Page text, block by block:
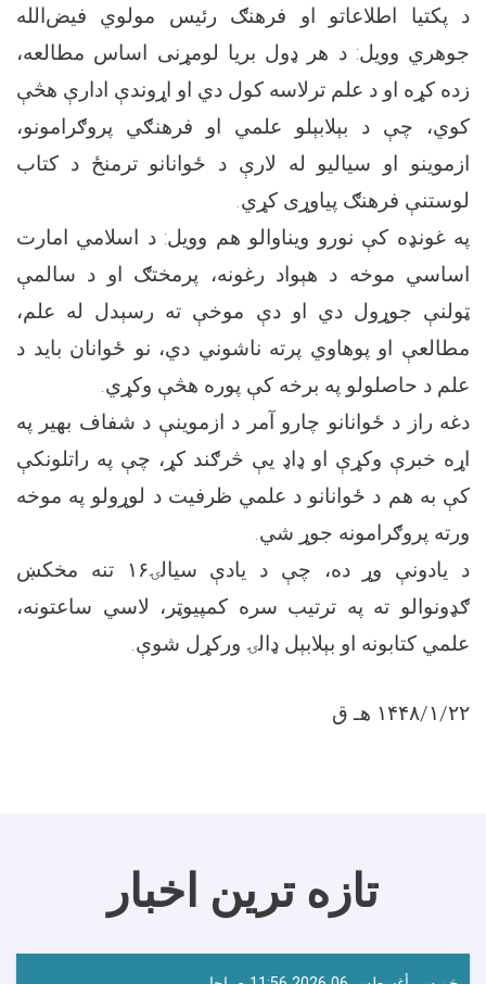
د پکتیا اطلاعاتو او فرهنګ رئیس مولوي فیض‌الله
جوهري وویل: د هر ډول بریا لومړنی اساس مطالعه،
زده کړه او د علم ترلاسه کول دي او اړوندې ادارې هڅې
کوي، چې د بېلابېلو علمي او فرهنګي پروګرامونو،
ازموینو او سیالیو له لارې د ځوانانو ترمنځ د کتاب
لوستنې فرهنګ پیاوړی کړي.
په غونډه کې نورو ویناوالو هم وویل: د اسلامي امارت
اساسي موخه د هېواد رغونه، پرمختګ او د سالمې
ټولنې جوړول دي او دې موخې ته رسېدل له علم،
مطالعې او پوهاوي پرته ناشوني دي، نو ځوانان باید د
علم د حاصلولو په برخه کې پوره هڅې وکړي.
دغه راز د ځوانانو چارو آمر د ازموینې د شفاف بهیر په
اړه خبرې وکړې او ډاډ یې څرګند کړ، چې په راتلونکې
کې به هم د ځوانانو د علمي ظرفیت د لوړولو په موخه
ورته پروګرامونه جوړ شي.
د یادونې وړ ده، چې د یادې سیالۍ۱۶ تنه مخکښ
ګډونوالو ته په ترتیب سره کمپیوټر، لاسي ساعتونه،
علمي کتابونه او بېلابېل ډالۍ ورکړل شوې.
۱۴۴۸/۱/۲۲ هـ ق
تازه ترین اخبار